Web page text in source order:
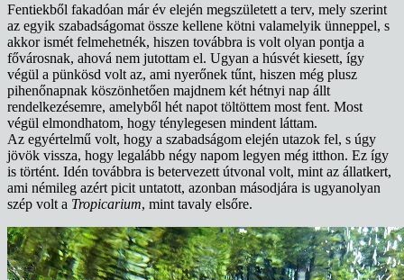
Fentiekből fakadóan már év elején megszületett a terv, mely szerint
az egyik szabadságomat össze kellene kötni valamelyik ünneppel, s
akkor ismét felmehetnék, hiszen továbbra is volt olyan pontja a
fővárosnak, ahová nem jutottam el. Ugyan a húsvét kiesett, így
végül a pünkösd volt az, ami nyerőnek tűnt, hiszen még plusz
pihenőnapnak köszönhetően majdnem két hétnyi nap állt
rendelkezésemre, amelyből hét napot töltöttem most fent. Most
végül elmondhatom, hogy ténylegesen mindent láttam.
Az egyértelmű volt, hogy a szabadságom elején utazok fel, s úgy
jövök vissza, hogy legalább négy napom legyen még itthon. Ez így
is történt. Idén továbbra is betervezett útvonal volt, mint az állatkert,
ami némileg azért picit untatott, azonban másodjára is ugyanolyan
szép volt a Tropicarium, mint tavaly elsőre.